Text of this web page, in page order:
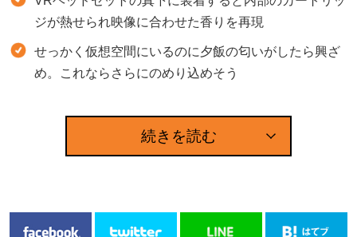
ジが熱せられ映像に合わせた香りを再現
せっかく仮想空間にいるのに夕飯の匂いがしたら興ざ
め。これならさらにのめり込めそう
続きを読む